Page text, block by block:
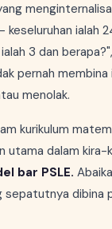
ialah
3 dan
pernah
menolak.
kurikulum
utama dalam kira-
bar PSLE.
dibina